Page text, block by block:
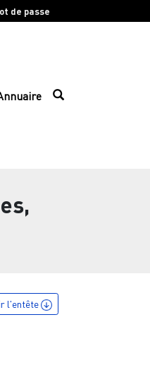
de passe
l'entête